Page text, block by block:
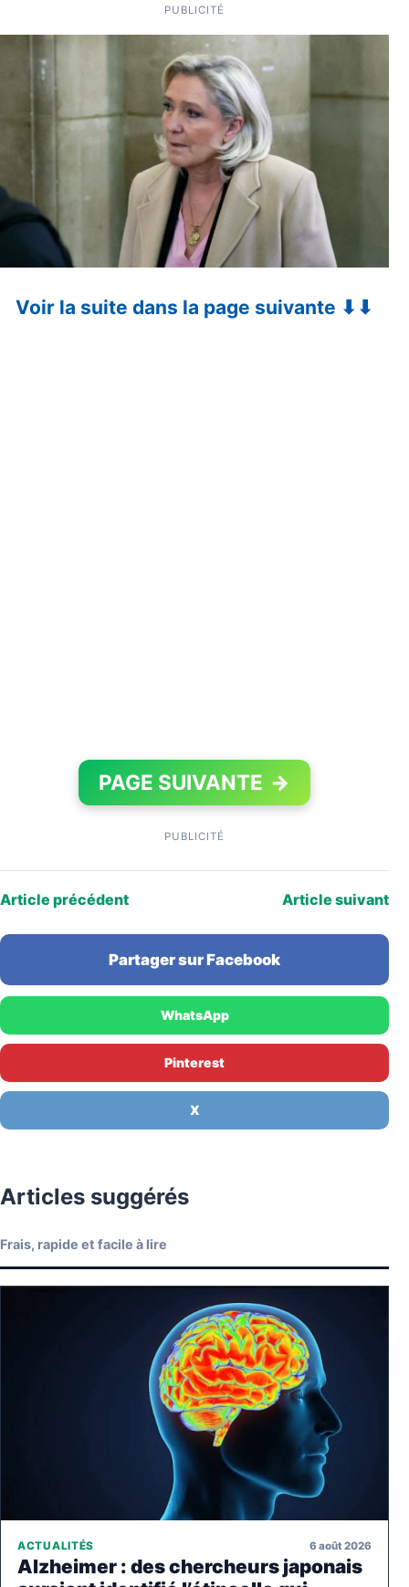
PUBLICITÉ
Voir la suite dans la page suivante ⬇⬇
PAGE SUIVANTE →
PUBLICITÉ
Article précédent Article suivant
Partager sur Facebook
WhatsApp
Pinterest
X
Articles suggérés
Frais, rapide et facile à lire
ACTUALITÉS 6 août 2026
Alzheimer : des chercheurs japonais